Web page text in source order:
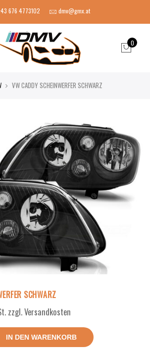
676 4773102 dmv@gmx.at
0
VW CADDY SCHEINWERFER SCHWARZ
SCHWARZ
zzgl. Versandkosten
IN DEN WARENKORB